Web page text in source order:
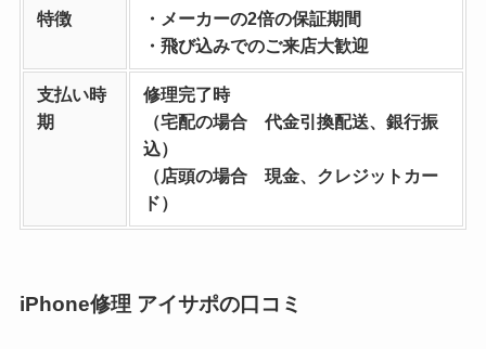
特徴
・メーカーの2倍の保証期間
・飛び込みでのご来店大歓迎
支払い時
期
修理完了時
（宅配の場合 代金引換配送、銀行振
込）
（店頭の場合 現金、クレジットカー
ド）
iPhone修理 アイサポの口コミ